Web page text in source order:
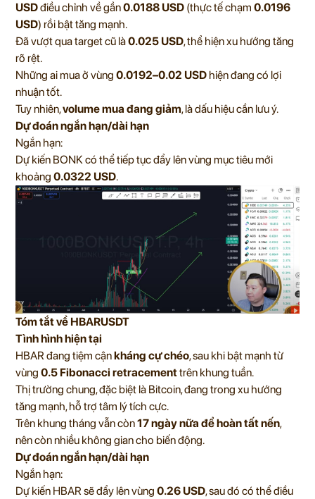
USDđiều chỉnh về gần0.0188 USD (thực tế chạm 0.0196
USD) rồi bật tăng mạnh.
Đã vượt qua target cũ là0.025 USD, thể hiện xu hướng tăng
rõ rệt.
Những ai mua ở vùng 0.0192–0.02 USD hiện đang có lợi
nhuận tốt.
Tuy nhiên,volume mua đang giảm, là dấu hiệu cần lưu ý.
Dự đoán ngắn hạn/dài hạn
Ngắn hạn:
Dự kiến BONK có thể tiếp tục đẩy lên vùng mục tiêu mới
khoảng 0.0322 USD.
Tóm tắt về HBARUSDT
Tình hình hiện tại
HBAR đang tiệm cậnkháng cự chéo, sau khi bật mạnh từ
vùng 0.5 Fibonacci retracementtrên khung tuần.
Thị trường chung, đặc biệt là Bitcoin, đang trong xu hướng
tăng mạnh, hỗ trợ tâm lý tích cực.
Trên khung tháng vẫn còn17 ngày nữa để hoàn tất nến,
nên còn nhiều không gian cho biến động.
Dự đoán ngắn hạn/dài hạn
Ngắn hạn:
Dự kiến HBAR sẽ đẩy lên vùng 0.26 USD, sau đó có thể điều